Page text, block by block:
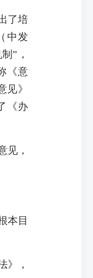
了培
中发
”，
《意
见》
《办
见，
本目
》，